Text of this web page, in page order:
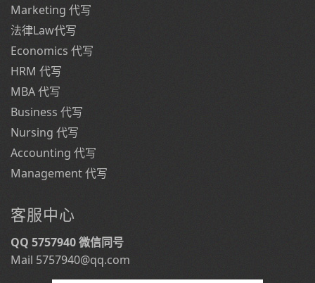
Marketing 代写
法律Law代写
Economics 代写
HRM 代写
MBA 代写
Business 代写
Nursing 代写
Accounting 代写
Management 代写
客服中心
QQ 5757940 微信同号
Mail 5757940@qq.com